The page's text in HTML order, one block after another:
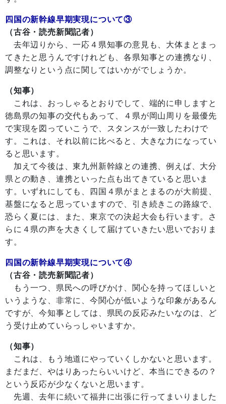
四国の新幹線早期実現について③
（古谷・読売新聞記者）
去年辺りから、一応４県知事の意見も、大体まとまっ
てきたと思うんですけれども、各県知事との連携なり、
調整なりという点に関してはいかがでしょうか。
（知事）
これは、おっしゃるとおりでして、端的に申しますと
徳島県の知事の交代もあって、４県が岡山周りを最優先
で実現を図っていこうで、スタンスが一致したわけで
す。これは、それ以前に比べると、大きな力になってい
ると思います。
加えて今後は、東九州新幹線との連携、例えば、大分
県との動き、連携といった点も出てきていると思いま
す。いずれにしても、四国４県がまとまるのが大前提、
基盤になると思っていますので、引き続きこの路線で、
恐らく夏には、また、東京での決起大会も行います。さ
らに４県の声を大きくして届けていきたい思いでおりま
す。
四国の新幹線早期実現について④
（古谷・読売新聞記者）
もう一つ、県民への呼びかけ、関心を持ってほしいと
いうような、非常に、今関心が低いような印象があるん
ですが、今知事としては、県民の反応みたいなのは、ど
う受け止めていらっしゃいますか。
（知事）
これは、もう地道にやっていくしかないと思います。
まだまだ、やはりあったらいいけど、本当にできるの？
という反応が少なくないと思います。
先週、去年に続いて福井に出張に行ってまいりました